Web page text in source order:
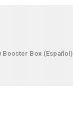
Booster Box (Español)